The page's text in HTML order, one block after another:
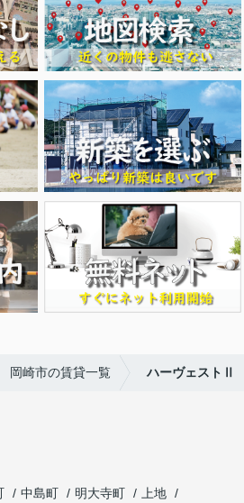
岡崎市の賃貸一覧 ハーヴェストⅡ
中島町 明大寺町
上地